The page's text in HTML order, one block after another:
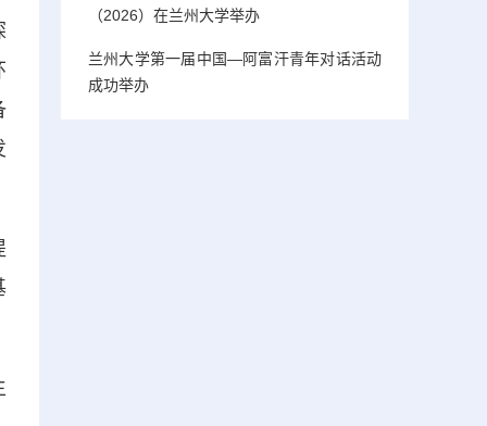
（2026）在兰州大学举办
兰州大学第一届中国—阿富汗青年对话活动
成功举办